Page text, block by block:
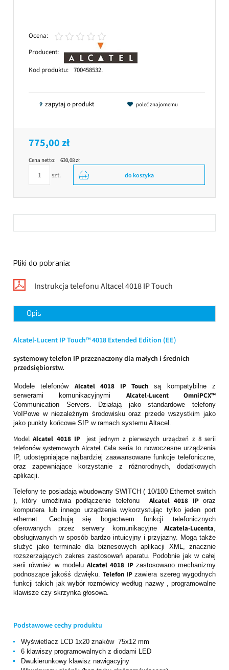
Ocena:
Producent:
Kod produktu: 700458532.
zapytaj o produkt poleć znajomemu
775,00 zł
Cena netto: 630,08 zł
szt. do koszyka
Pliki do pobrania:
Instrukcja telefonu Altacel 4018 IP Touch
Opis
Alcatel-Lucent IP Touch™ 4018 Extended Edition (EE)
systemowy telefon IP przeznaczony dla małych i średnich
przedsiębiorstw.
Modele telefonów Alcatel 4018 IP Touchsą kompatybilne z
serwerami komunikacyjnymi Alcatel-Lucent OmniPCX™
Communication Servers. Działają jako standardowe telefony
VoIPowe w niezależnym środowisku oraz przede wszystkim jako
jako punkty końcowe SIP w ramach systemu Altacel.
ModelAlcatel 4018 IP
jest jednym z pierwszych urządzeń z 8 serii
telefonów systemowych Alcatel. Cała seria to nowoczesne urządzenia
IP, udostępniające najbardziej zaawansowane funkcje telefoniczne,
oraz zapewniające korzystanie z różnorodnych, dodatkowych
aplikacji.
Telefony te posiadają wbudowany SWITCH ( 10/100 Ethernet switch
), który umożliwia podłączenie telefonu Alcatel 4018 IPoraz
komputera lub innego urządzenia wykorzystując tylko jeden port
ethernet. Cechują się bogactwem funkcji telefonicznych
oferowanych przez serwery komunikacyjne Alcatela-Lucenta
obsługiwanych w sposób bardzo intuicyjny i przyjazny. Mogą także
służyć jako terminale dla biznesowych aplikacji XML, znacznie
rozszerzających zakres zastosowań aparatu. Podobnie jak w całej
serii również w modelu Alcatel 4018 IP zastosowano mechanizmy
podnoszące jakośś dzwięku. Telefon IPzawiera szereg wygodnych
funkcji takich jak wybór rozmówicy według nazwy , programowalne
klawisze czy skrzynka głosowa.
Podstawowe cechy produktu
Wyświetlacz LCD 1x20 znaków 75x12 mm
6 klawiszy programowalnych z diodami LED
Dwukierunkowy klawisz nawigacyjny